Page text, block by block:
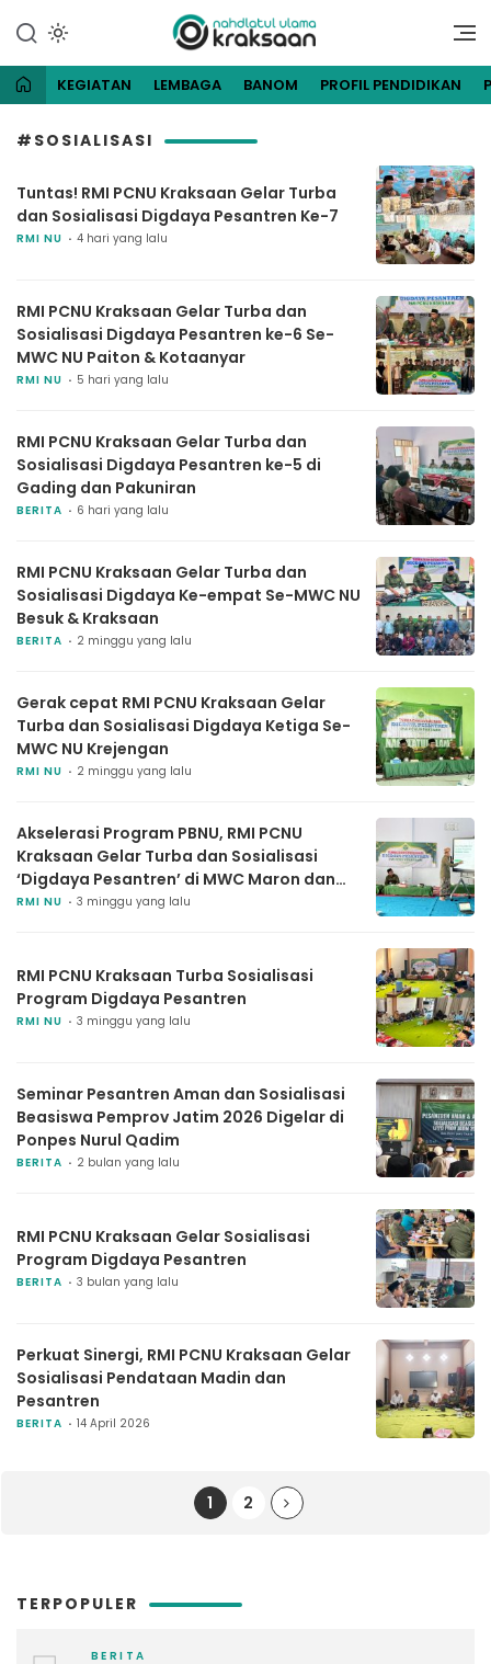
konten
NU Kraksaan
Website Resmi Pengurus
Kraksaan
KEGIATAN LEMBAGA BANOM PROFIL PENDIDIKAN
#SOSIALISASI
Tuntas! RMI PCNU Kraksaan Gelar Turba
dan Sosialisasi Digdaya Pesantren Ke-7
RMI NU 4 hari yang lalu
RMI PCNU Kraksaan Gelar Turba dan
Sosialisasi Digdaya Pesantren ke-6 Se-
MWC NU Paiton & Kotaanyar
RMI NU 5 hari yang lalu
RMI PCNU Kraksaan Gelar Turba dan
Sosialisasi Digdaya Pesantren ke-5 di
Gading dan Pakuniran
BERITA 6 hari yang lalu
RMI PCNU Kraksaan Gelar Turba dan
Sosialisasi Digdaya Ke-empat Se-MWC NU
Besuk & Kraksaan
BERITA 2 minggu yang lalu
Gerak cepat RMI PCNU Kraksaan Gelar
Turba dan Sosialisasi Digdaya Ketiga Se-
MWC NU Krejengan
RMI NU 2 minggu yang lalu
Akselerasi Program PBNU, RMI PCNU
Kraksaan Gelar Turba dan Sosialisasi
‘Digdaya Pesantren’ di MWC Maron dan
Pajarakan
RMI NU 3 minggu yang lalu
RMI PCNU Kraksaan Turba Sosialisasi
Program Digdaya Pesantren
RMI NU 3 minggu yang lalu
Seminar Pesantren Aman dan Sosialisasi
Beasiswa Pemprov Jatim 2026 Digelar di
Ponpes Nurul Qadim
BERITA 2 bulan yang lalu
RMI PCNU Kraksaan Gelar Sosialisasi
Program Digdaya Pesantren
BERITA 3 bulan yang lalu
Perkuat Sinergi, RMI PCNU Kraksaan Gelar
Sosialisasi Pendataan Madin dan
Pesantren
BERITA 14 April 2026
1 2
TERPOPULER
BERITA